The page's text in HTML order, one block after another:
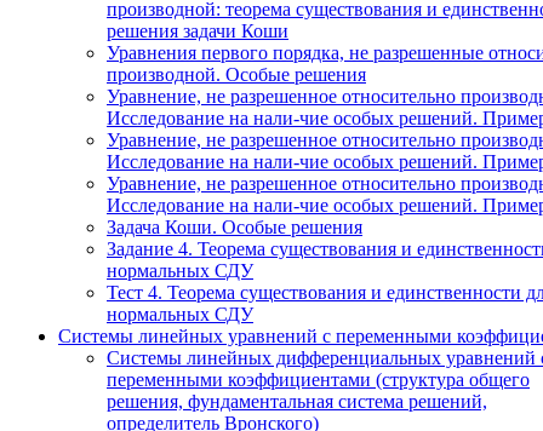
производной: теорема существования и
решения задачи Коши
Уравнения первого порядка, не разрешенные
производной. Особые решения
Уравнение, не разрешенное относительно
Исследование на нали-чие особых решений.
Уравнение, не разрешенное относительно
Исследование на нали-чие особых решений.
Уравнение, не разрешенное относительно
Исследование на нали-чие особых решений.
Задача Коши. Особые решения
Задание 4. Теорема существования и
нормальных СДУ
Тест 4. Теорема существования и единственности
нормальных СДУ
Системы линейных уравнений с переменными
Системы линейных дифференциальных уравнений
переменными коэффициентами (структура общего
решения, фундаментальная система решений,
определитель Вронского)